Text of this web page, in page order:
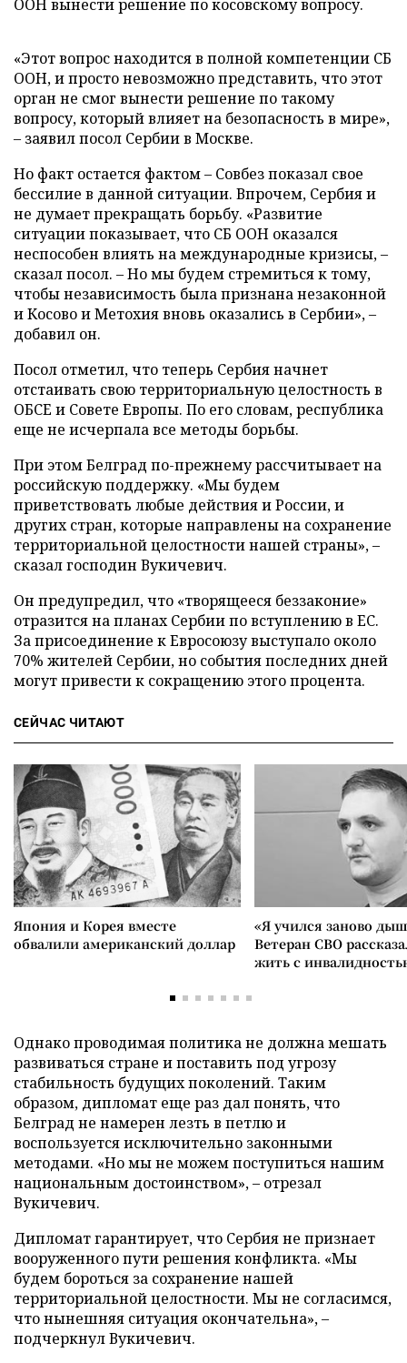
ООН вынести решение по косовскому вопросу.
«Этот вопрос находится в полной компетенции СБ
ООН, и просто невозможно представить, что этот
орган не смог вынести решение по такому
вопросу, который влияет на безопасность в мире»,
– заявил посол Сербии в Москве.
Но факт остается фактом – Совбез показал свое
бессилие в данной ситуации. Впрочем, Сербия и
не думает прекращать борьбу. «Развитие
ситуации показывает, что СБ ООН оказался
неспособен влиять на международные кризисы, –
сказал посол. – Но мы будем стремиться к тому,
чтобы независимость была признана незаконной
и Косово и Метохия вновь оказались в Сербии», –
добавил он.
Посол отметил, что теперь Сербия начнет
отстаивать свою территориальную целостность в
ОБСЕ и Совете Европы. По его словам, республика
еще не исчерпала все методы борьбы.
При этом Белград по-прежнему рассчитывает на
российскую поддержку. «Мы будем
приветствовать любые действия и России, и
других стран, которые направлены на сохранение
территориальной целостности нашей страны», –
сказал господин Вукичевич.
Он предупредил, что «творящееся беззаконие»
отразится на планах Сербии по вступлению в ЕС.
За присоединение к Евросоюзу выступало около
70% жителей Сербии, но события последних дней
могут привести к сокращению этого процента.
СЕЙЧАС ЧИТАЮТ
Япония и Корея вместе
обвалили американский доллар
«Я учился заново
Ветеран СВО
жить с
Однако проводимая политика не должна мешать
развиваться стране и поставить под угрозу
стабильность будущих поколений. Таким
образом, дипломат еще раз дал понять, что
Белград не намерен лезть в петлю и
воспользуется исключительно законными
методами. «Но мы не можем поступиться нашим
национальным достоинством», – отрезал
Вукичевич.
Дипломат гарантирует, что Сербия не признает
вооруженного пути решения конфликта. «Мы
будем бороться за сохранение нашей
территориальной целостности. Мы не согласимся,
что нынешняя ситуация окончательна», –
подчеркнул Вукичевич.